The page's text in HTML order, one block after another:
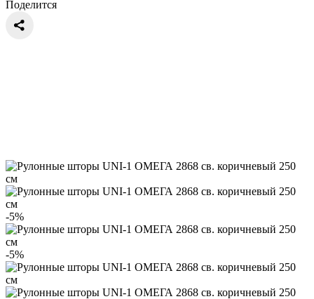
Поделится
-5%
-5%